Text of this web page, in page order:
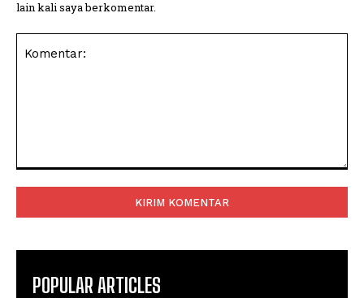
lain kali saya berkomentar.
POPULAR ARTICLES